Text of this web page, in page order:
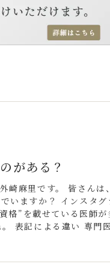
がある？
崎麻里です。 皆さんは
いますか？ インスタグ
格”を載せている医師が
表記による違い 専門